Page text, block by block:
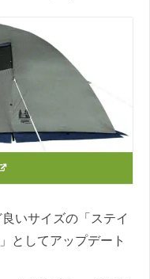
いサイズの「ステイ
としてアップデート